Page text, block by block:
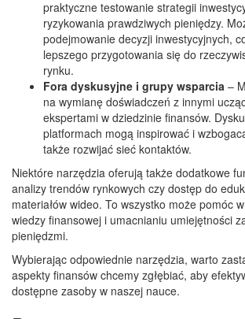
praktyczne testowanie strategii
ryzykowania prawdziwych pieniędzy.
podejmowanie decyzji inwestycyjnych,
lepszego przygotowania się do
rynku.
Fora dyskusyjne i grupy wsparcia –
na wymianę doświadczeń z innymi
ekspertami w dziedzinie finansów.
platformach mogą inspirować i
także rozwijać sieć kontaktów.
Niektóre narzędzia oferują także dodatkowe
analizy trendów rynkowych czy dostęp do
materiałów wideo. To wszystko może pomóc
wiedzy finansowej i umacnianiu umiejętności
pieniędzmi.
Wybierając odpowiednie narzędzia, warto
aspekty finansów chcemy zgłębiać, aby
dostępne zasoby w naszej nauce.